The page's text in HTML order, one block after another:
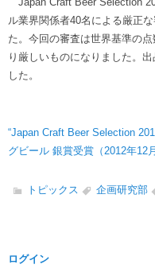
ル業界関係者40名による厳正
た。今回の審査は世界基準の
り厳しいものになりました。
した。
“Japan Craft Beer Selection
グビール 銀賞受賞（2012年12
トピックス 企画研究部
ログイン